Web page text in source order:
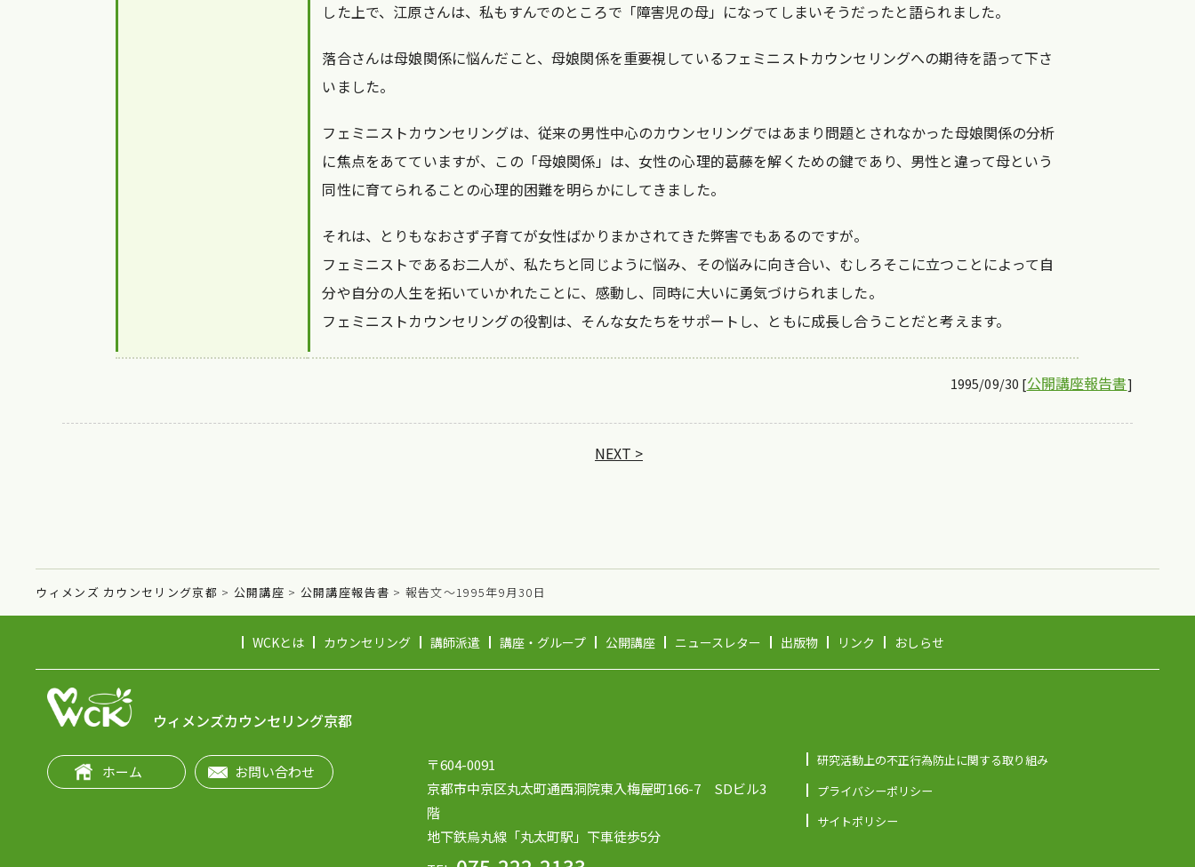
した上で、江原さんは、私もすんでのところで「障害児の母」になってしまいそうだったと語られました。
落合さんは母娘関係に悩んだこと、母娘関係を重要視しているフェミニストカウンセリングへの期待を語って下さ
いました。
フェミニストカウンセリングは、従来の男性中心のカウンセリングではあまり問題とされなかった母娘関係の分析
に焦点をあてていますが、この「母娘関係」は、女性の心理的葛藤を解くための鍵であり、男性と違って母という
同性に育てられることの心理的困難を明らかにしてきました。
それは、とりもなおさず子育てが女性ばかりまかされてきた弊害でもあるのですが。
フェミニストであるお二人が、私たちと同じように悩み、その悩みに向き合い、むしろそこに立つことによって自
分や自分の人生を拓いていかれたことに、感動し、同時に大いに勇気づけられました。
フェミニストカウンセリングの役割は、そんな女たちをサポートし、ともに成長し合うことだと考えます。
1995/09/30 [公開講座報告書]
NEXT >
ウィメンズ カウンセリング京都 > 公開講座 > 公開講座報告書 > 報告文～1995年9月30日
WCKとは カウンセリング 講師派遣 講座・グループ 公開講座 ニュースレター 出版物 リンク おしらせ
ウィメンズカウンセリング京都
ホーム お問い合わせ
〒604-0091
京都市中京区丸太町通西洞院東入梅屋町166-7 SDビル3
階
地下鉄烏丸線「丸太町駅」下車徒歩5分
研究活動上の不正行為防止に関する取り組み
プライバシーポリシー
サイトポリシー